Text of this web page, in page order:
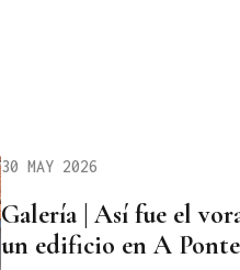
30 MAY 2026
Galería | Así fue el
un edificio en A